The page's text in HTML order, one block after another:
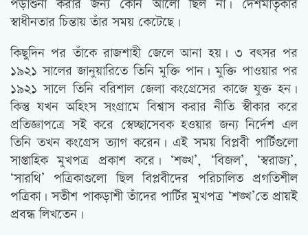
পড়াশুনা করার জন্য কোন আলো ছিল না। দেশমাতৃকার
স্বাধীনতার চিন্তায় তাঁর সময় কেটেছে।
কিছুদিন পর তাঁকে রাজশাহী জেলে আনা হয়। ৩ বৎসর পর
১৯২১ সালের জানুয়ারিতে তিনি মুক্তি পান। মুক্তি পাওয়ার পর
১৯২১ সালে তিনি বরিশাল জেলা কংগ্রেসের কাজে যুক্ত হন।
কিন্তু যখন অহিংস সংগ্রামে বিশ্বাস করার নীতি স্বীকার করে
প্রতিজ্ঞাপত্রে সই করে স্বেচ্ছাসেবক হওয়ার জন্য নির্দেশ এল
তিনি তখন কংগ্রেস ত্যাগ করেন। এই সময় বিপ্লবী পার্টিগুলো
সাপ্তাহিক মুখপত্র প্রকাশ করে। ‘শঙ্খ’, ‘বিজল’, ‘স্বরাজ্য’,
‘সারথি’ পত্রিকাগুলো ছিল বিপ্লবীদের পরিচালিত প্রগতিশীল
পত্রিকা। সতীশ পাকড়াশী তাঁদের পার্টির মুখপত্র ‘শঙ্খ’তে প্রায়ই
প্রবন্ধ লিখতেন।